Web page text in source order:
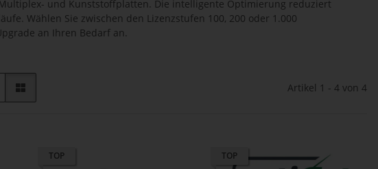
und Kunststoffplatten. Die intelligente Optimierung reduziert
Wählen Sie zwischen den Lizenzstufen 100, 200 oder 1.000
an Ihren Bedarf an.
Artikel 1 - 4 von 4
TOP TOP